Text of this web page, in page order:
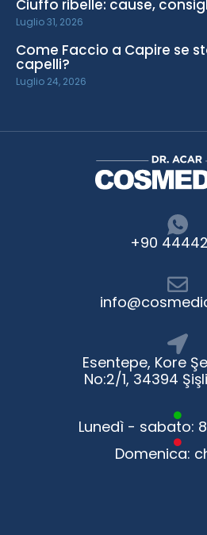
Ciuffo ribelle: cause,
Luglio 31, 2026
Come Faccio a Capire se
capelli?
Luglio 24, 2026
+90
Esentepe, Kore
No:2/1, 34394
Lunedì - sabato:
Domenica: